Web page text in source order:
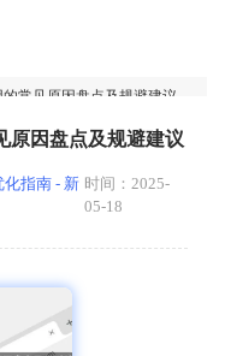
的常见原因盘点及规避建议
原因盘点及规避建议
指南 - 新 时间：2025-
05-18